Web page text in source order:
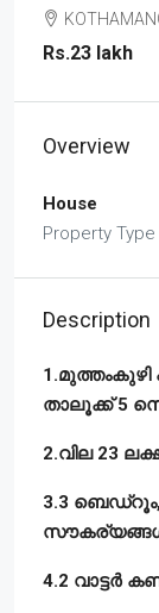
Rs.23 lakh
Overview
House
Property Type
Description
താലൂക്ക് 5
2.വില 23
3.3
4.2 വാട്ടർ